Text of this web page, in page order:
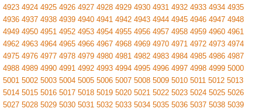
4923 4924 4925 4926 4927 4928 4929 4930 4931 4932 4933 4934 4935
4936 4937 4938 4939 4940 4941 4942 4943 4944 4945 4946 4947 4948
4949 4950 4951 4952 4953 4954 4955 4956 4957 4958 4959 4960 4961
4962 4963 4964 4965 4966 4967 4968 4969 4970 4971 4972 4973 4974
4975 4976 4977 4978 4979 4980 4981 4982 4983 4984 4985 4986 4987
4988 4989 4990 4991 4992 4993 4994 4995 4996 4997 4998 4999 5000
5001 5002 5003 5004 5005 5006 5007 5008 5009 5010 5011 5012 5013
5014 5015 5016 5017 5018 5019 5020 5021 5022 5023 5024 5025 5026
5027 5028 5029 5030 5031 5032 5033 5034 5035 5036 5037 5038 5039